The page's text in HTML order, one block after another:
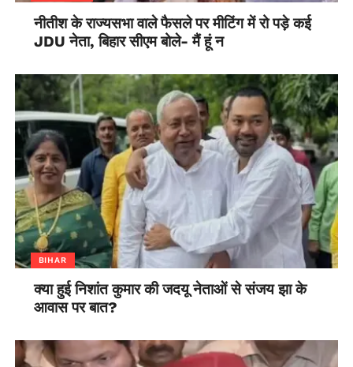
नीतीश के राज्यसभा वाले फैसले पर मीटिंग में रो पड़े कई
JDU नेता, बिहार सीएम बोले- मैं हूं न
BIHAR
क्या हुई निशांत कुमार की जदयू नेताओं से संजय झा के
आवास पर बात?